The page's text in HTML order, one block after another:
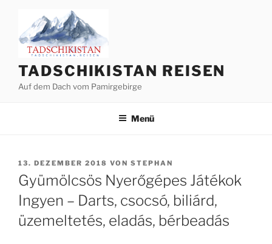
springen
TADSCHIKISTAN REISEN
Auf dem Dach vom Pamirgebirge
Menü
VERÖFFENTLICHT
AM
13. DEZEMBER 2018 VON STEPHAN
Gyümölcsös Nyerőgépes Játékok
Ingyen – Darts, csocsó, biliárd,
üzemeltetés, eladás, bérbeadás